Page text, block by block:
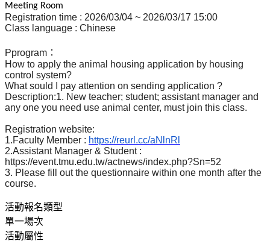
Meeting Room
Registration time : 2026/03/04 ~ 2026/03/17 15:00
Class language : Chinese
Pprogram ：
How to apply the animal housing application by housing
control system?
What sould I pay attention on sending application ?
Description:1. New teacher; student; assistant manager and
any one you need use animal center, must join this class.
Registration website:
1.Faculty Member : https://reurl.cc/aNlnRl
2.Assistant Manager & Student :
https://event.tmu.edu.tw/actnews/index.php?Sn=52
3. Please fill out the questionnaire within one month after the
course.
活動報名類型
單一場次
活動屬性